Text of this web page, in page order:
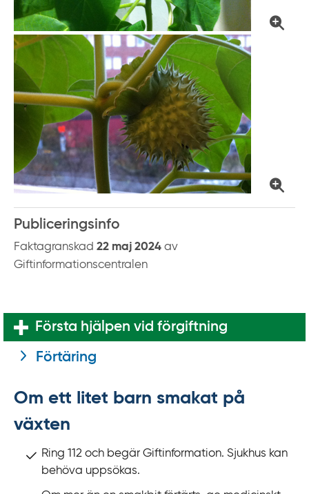
Publiceringsinfo
Faktagranskad 22 maj 2024 av
Giftinformationscentralen
Första hjälpen vid förgiftning
Förtäring
Om ett litet barn smakat på
växten
Ring 112 och begär Giftinformation. Sjukhus kan
behöva uppsökas.